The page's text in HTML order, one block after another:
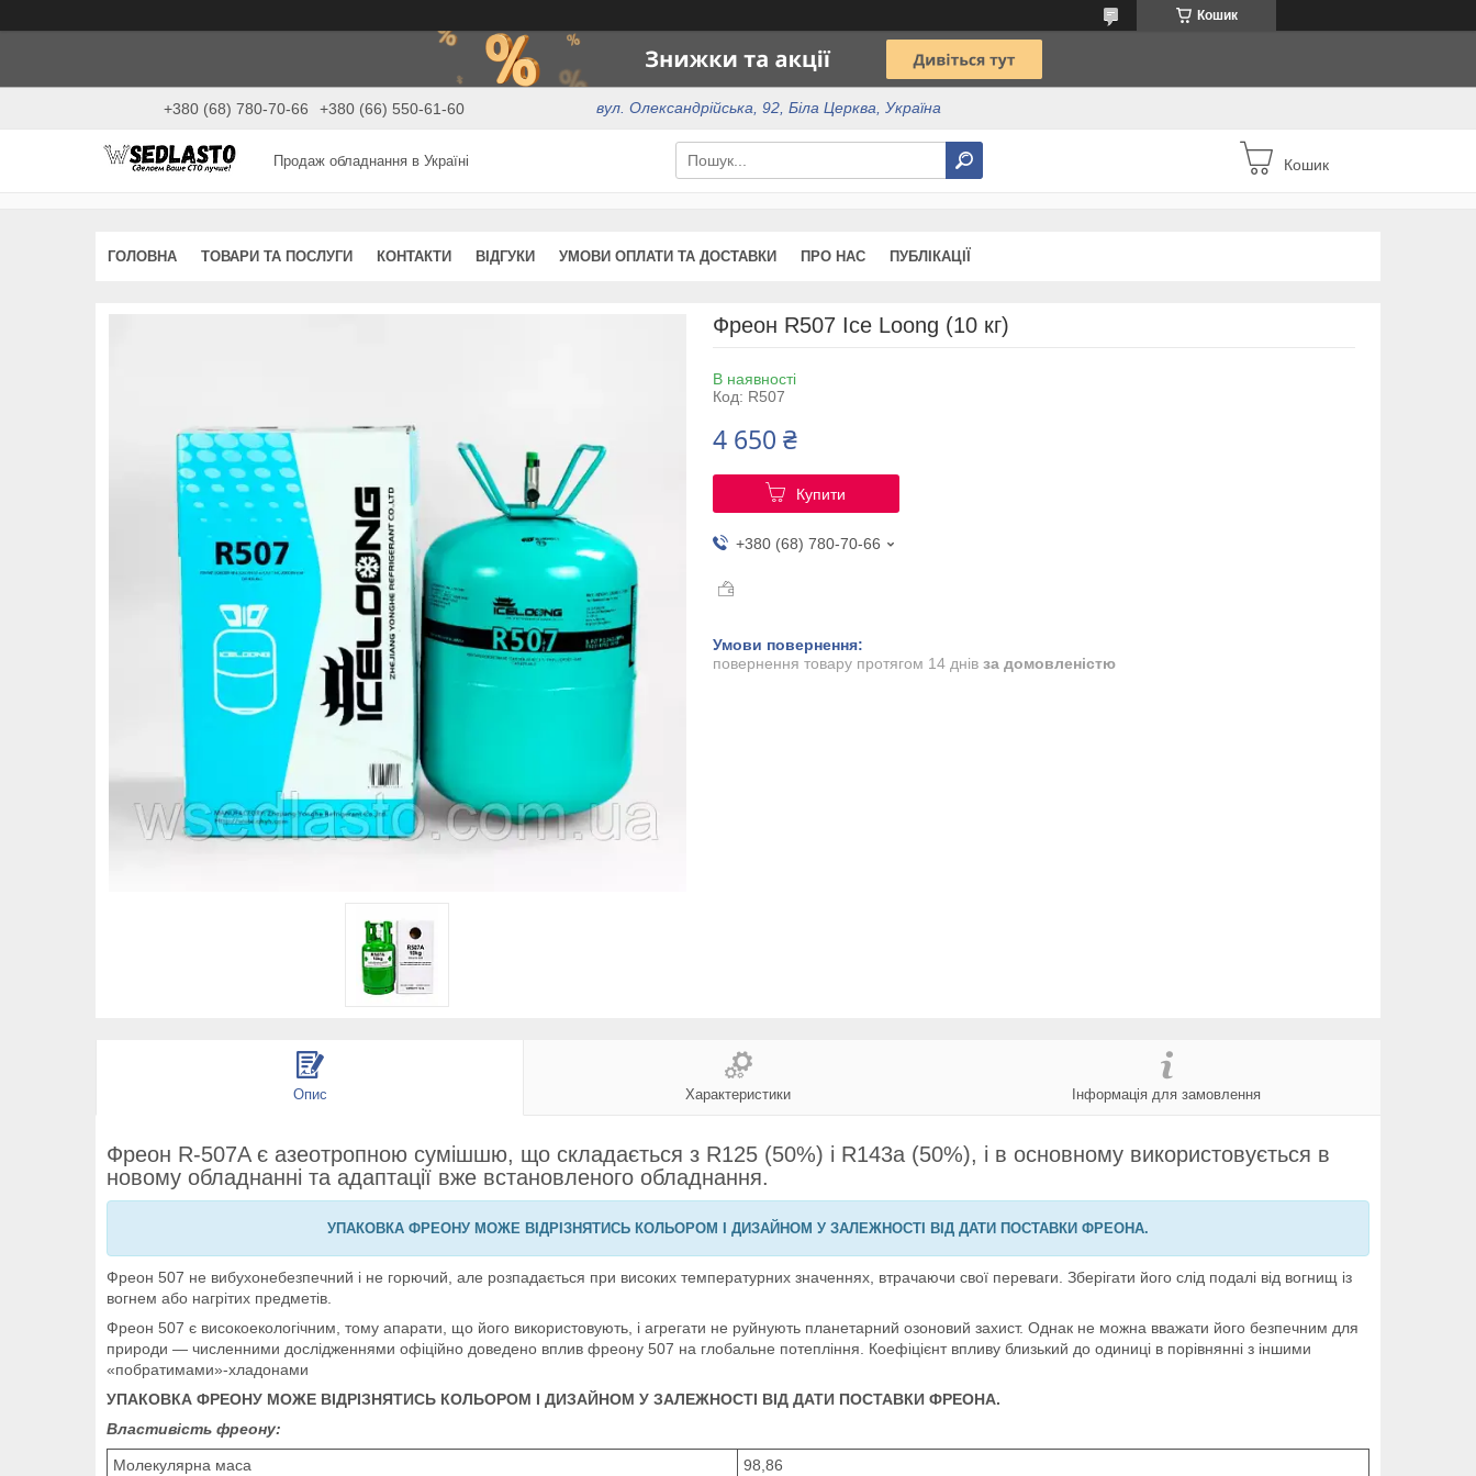
Кошик
+380 (68) 780-70-66 +380 (66) 550-61-60 вул. Олександрійська, 92, Біла Церква, Україна
Продаж обладнання в Україні Кошик
ГОЛОВНА ТОВАРИ ТА ПОСЛУГИ КОНТАКТИ ВІДГУКИ УМОВИ ОПЛАТИ ТА ДОСТАВКИ ПРО НАС ПУБЛІКАЦІЇ
Фреон R507 Ice Loong (10 кг)
В наявності
Код: R507
4 650 ₴
Купити
+380 (68) 780-70-66
повернення товару протягом 14 днів за домовленістю
Опис Характеристики Інформація для замовлення
Фреон R-507A є азеотропною сумішшю, що складається з R125 (50%) і R143a (50%), і в основному використовується в
новому обладнанні та адаптації вже встановленого обладнання.
УПАКОВКА ФРЕОНУ МОЖЕ ВІДРІЗНЯТИСЬ КОЛЬОРОМ І ДИЗАЙНОМ У ЗАЛЕЖНОСТІ ВІД ДАТИ ПОСТАВКИ ФРЕОНА.
Фреон 507 не вибухонебезпечний і не горючий, але розпадається при високих температурних значеннях, втрачаючи свої переваги. Зберігати його слід подалі від вогнищ із
вогнем або нагрітих предметів.
Фреон 507 є високоекологічним, тому апарати, що його використовують, і агрегати не руйнують планетарний озоновий захист. Однак не можна вважати його безпечним для
природи — численними дослідженнями офіційно доведено вплив фреону 507 на глобальне потепління. Коефіцієнт впливу близький до одиниці в порівнянні з іншими
«побратимами»-хладонами
УПАКОВКА ФРЕОНУ МОЖЕ ВІДРІЗНЯТИСЬ КОЛЬОРОМ І ДИЗАЙНОМ У ЗАЛЕЖНОСТІ ВІД ДАТИ ПОСТАВКИ ФРЕОНА.
Властивість фреону:
Молекулярна маса
98,86